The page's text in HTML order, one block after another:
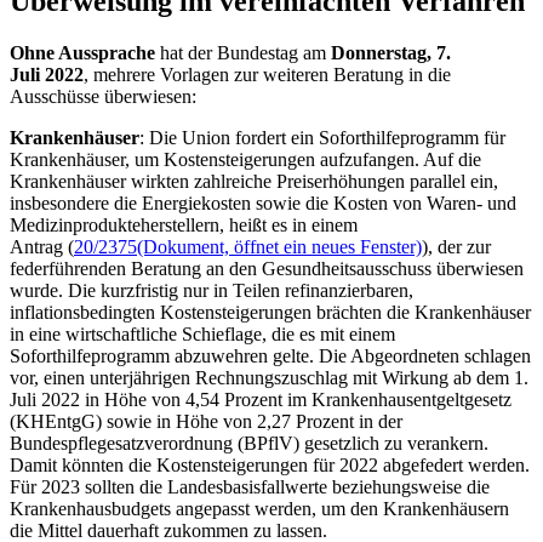
Ohne Aussprache hat der Bundestag am Donnerstag, 7.
Juli 2022, mehrere Vorlagen zur weiteren Beratung in die
Ausschüsse überwiesen:
Krankenhäuser: Die Union fordert ein Soforthilfeprogramm für
Krankenhäuser, um Kostensteigerungen aufzufangen. Auf die
Krankenhäuser wirkten zahlreiche Preiserhöhungen parallel ein,
insbesondere die Energiekosten sowie die Kosten von Waren- und
Medizinprodukteherstellern, heißt es in einem
Antrag (20/2375(Dokument, öffnet ein neues Fenster)), der zur
federführenden Beratung an den Gesundheitsausschuss überwiesen
wurde. Die kurzfristig nur in Teilen refinanzierbaren,
inflationsbedingten Kostensteigerungen brächten die Krankenhäuser
in eine wirtschaftliche Schieflage, die es mit einem
Soforthilfeprogramm abzuwehren gelte. Die Abgeordneten schlagen
vor, einen unterjährigen Rechnungszuschlag mit Wirkung ab dem 1.
Juli 2022 in Höhe von 4,54 Prozent im Krankenhausentgeltgesetz
(KHEntgG) sowie in Höhe von 2,27 Prozent in der
Bundespflegesatzverordnung (BPflV) gesetzlich zu verankern.
Damit könnten die Kostensteigerungen für 2022 abgefedert werden.
Für 2023 sollten die Landesbasisfallwerte beziehungsweise die
Krankenhausbudgets angepasst werden, um den Krankenhäusern
die Mittel dauerhaft zukommen zu lassen.